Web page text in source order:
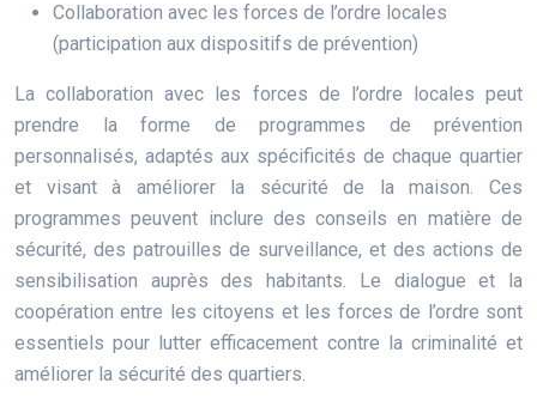
Collaboration avec les forces de l’ordre locales
(participation aux dispositifs de prévention)
La collaboration avec les forces de l’ordre locales peut
prendre la forme de programmes de prévention
personnalisés, adaptés aux spécificités de chaque quartier
et visant à améliorer la sécurité de la maison. Ces
programmes peuvent inclure des conseils en matière de
sécurité, des patrouilles de surveillance, et des actions de
sensibilisation auprès des habitants. Le dialogue et la
coopération entre les citoyens et les forces de l’ordre sont
essentiels pour lutter efficacement contre la criminalité et
améliorer la sécurité des quartiers.